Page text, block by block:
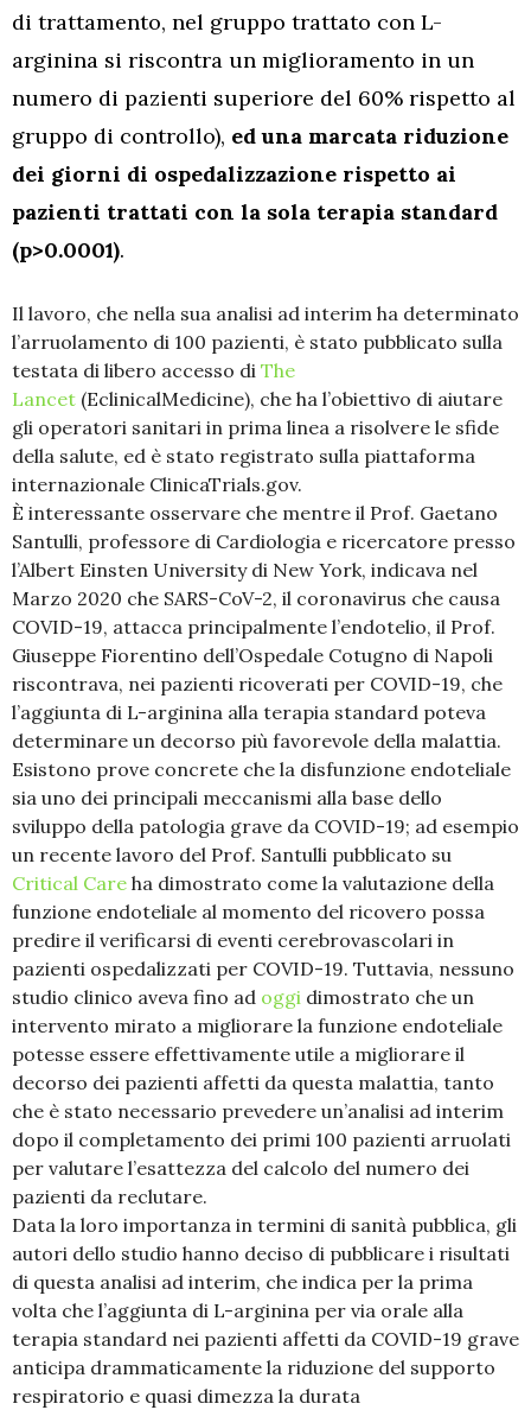
di trattamento, nel gruppo trattato con L-
arginina si riscontra un miglioramento in un
numero di pazienti superiore del 60% rispetto al
gruppo di controllo), ed una marcata riduzione
dei giorni di ospedalizzazione rispetto ai
pazienti trattati con la sola terapia standard
(p>0.0001).
Il lavoro, che nella sua analisi ad interim ha determinato
l’arruolamento di 100 pazienti, è stato pubblicato sulla
testata di libero accesso di The
Lancet (EclinicalMedicine), che ha l’obiettivo di aiutare
gli operatori sanitari in prima linea a risolvere le sfide
della salute, ed è stato registrato sulla piattaforma
internazionale ClinicaTrials.gov.
È interessante osservare che mentre il Prof. Gaetano
Santulli, professore di Cardiologia e ricercatore presso
l’Albert Einsten University di New York, indicava nel
Marzo 2020 che SARS-CoV-2, il coronavirus che causa
COVID-19, attacca principalmente l’endotelio, il Prof.
Giuseppe Fiorentino dell’Ospedale Cotugno di Napoli
riscontrava, nei pazienti ricoverati per COVID-19, che
l’aggiunta di L-arginina alla terapia standard poteva
determinare un decorso più favorevole della malattia.
Esistono prove concrete che la disfunzione endoteliale
sia uno dei principali meccanismi alla base dello
sviluppo della patologia grave da COVID-19; ad esempio
un recente lavoro del Prof. Santulli pubblicato su
Critical Care ha dimostrato come la valutazione della
funzione endoteliale al momento del ricovero possa
predire il verificarsi di eventi cerebrovascolari in
pazienti ospedalizzati per COVID-19. Tuttavia, nessuno
studio clinico aveva fino ad oggi dimostrato che un
intervento mirato a migliorare la funzione endoteliale
potesse essere effettivamente utile a migliorare il
decorso dei pazienti affetti da questa malattia, tanto
che è stato necessario prevedere un’analisi ad interim
dopo il completamento dei primi 100 pazienti arruolati
per valutare l’esattezza del calcolo del numero dei
pazienti da reclutare.
Data la loro importanza in termini di sanità pubblica, gli
autori dello studio hanno deciso di pubblicare i risultati
di questa analisi ad interim, che indica per la prima
volta che l’aggiunta di L-arginina per via orale alla
terapia standard nei pazienti affetti da COVID-19 grave
anticipa drammaticamente la riduzione del supporto
respiratorio e quasi dimezza la durata